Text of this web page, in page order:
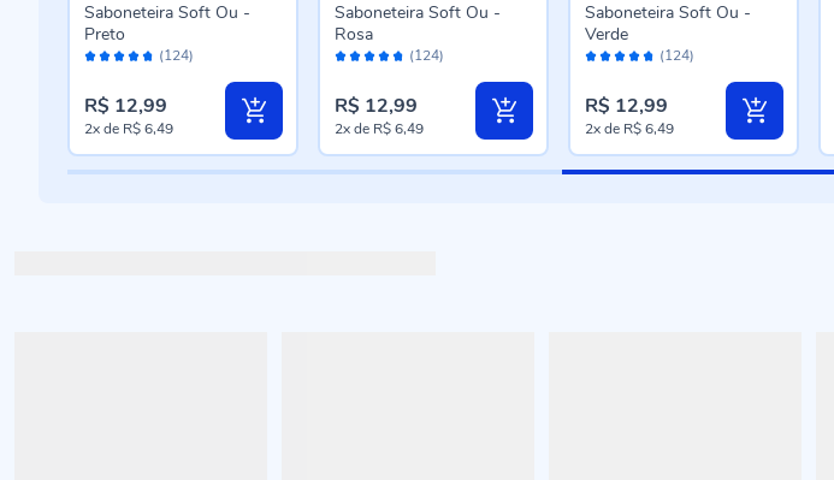
Avaliação: (124)
Saboneteira Soft Ou -
Preto
R$ 12,99
2xde R$ 6,49
Avaliação: (124)
Saboneteira Soft Ou -
Rosa
R$ 12,99
2xde R$ 6,49
Avaliação: (124)
Saboneteira Soft Ou -
Verde
R$ 12,99
2xde R$ 6,49